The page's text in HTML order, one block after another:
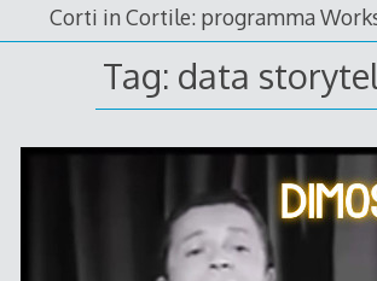
Corti in Cortile: programma
Tag: data